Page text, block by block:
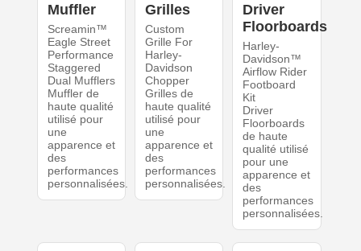
Muffler
Screamin™
Eagle Street
Performance
Staggered
Dual Mufflers
Muffler de
haute qualité
utilisé pour
une
apparence et
des
performances
personnalisées.
Grilles
Custom
Grille For
Harley-
Davidson
Chopper
Grilles de
haute qualité
utilisé pour
une
apparence et
des
performances
personnalisées.
Driver
Floorboards
Harley-
Davidson™
Airflow Rider
Footboard
Kit
Driver
Floorboards
de haute
qualité utilisé
pour une
apparence et
des
performances
personnalisées.